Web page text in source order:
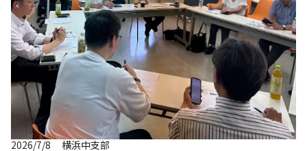
2026/7/8 横浜中支部